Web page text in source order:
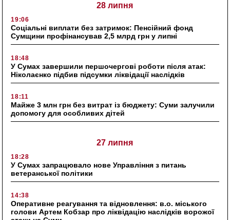
28 липня
19:06
Соціальні виплати без затримок: Пенсійний фонд
Сумщини профінансував 2,5 млрд грн у липні
18:48
У Сумах завершили першочергові роботи після атак:
Ніколаєнко підбив підсумки ліквідації наслідків
18:11
Майже 3 млн грн без витрат із бюджету: Суми залучили
допомогу для особливих дітей
27 липня
18:28
У Сумах запрацювало нове Управління з питань
ветеранської політики
14:38
Оперативне реагування та відновлення: в.о. міського
голови Артем Кобзар про ліквідацію наслідків ворожої